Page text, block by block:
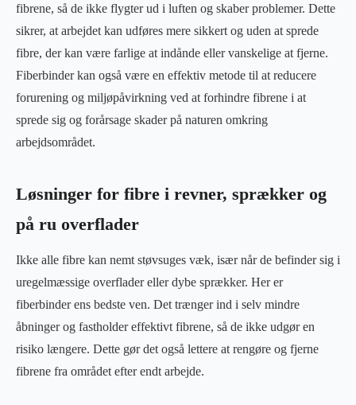
fibrene, så de ikke flygter ud i luften og skaber problemer. Dette
sikrer, at arbejdet kan udføres mere sikkert og uden at sprede
fibre, der kan være farlige at indånde eller vanskelige at fjerne.
Fiberbinder kan også være en effektiv metode til at reducere
forurening og miljøpåvirkning ved at forhindre fibrene i at
sprede sig og forårsage skader på naturen omkring
arbejdsområdet.
Løsninger for fibre i revner, sprækker og
på ru overflader
Ikke alle fibre kan nemt støvsuges væk, især når de befinder sig i
uregelmæssige overflader eller dybe sprækker. Her er
fiberbinder ens bedste ven. Det trænger ind i selv mindre
åbninger og fastholder effektivt fibrene, så de ikke udgør en
risiko længere. Dette gør det også lettere at rengøre og fjerne
fibrene fra området efter endt arbejde.